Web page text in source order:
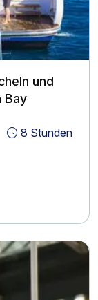
und
Bay
8 Stunden